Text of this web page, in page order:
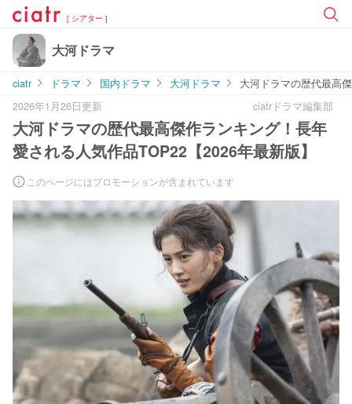
[ シアター ]
大河ドラマ
ciatr ドラマ 国内ドラマ 大河ドラマ
大河ドラマの歴代最高
2026年1月26日更新
ciatrドラマ編集部
大河ドラマの歴代最高傑作ランキング！長年
愛される人気作品TOP22【2026年最新版】
このページにはプロモーションが含まれています